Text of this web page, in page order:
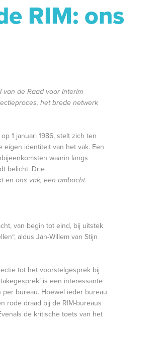
RIM: ons
van de Raad voor Interim
het brede netwerk
1 januari 1986, stelt zich ten
identiteit van het vak. Een
waarin langs
belicht. Drie
en ons vak, een ambacht.
van begin tot eind, bij uitstek
aldus Jan-Willem van Stijn
tot het voorstelgesprek bij
is een interessante
bureau. Hoewel ieder bureau
rode draad bij de RIM-bureaus
de kritische toets van het